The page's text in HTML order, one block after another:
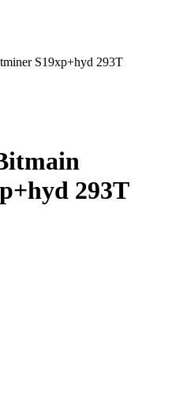
S19xp+hyd 293T
293T